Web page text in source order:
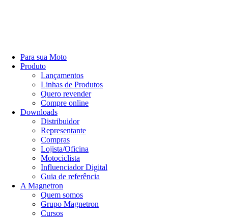
Para sua Moto
Produto
Lançamentos
Linhas de Produtos
Quero revender
Compre online
Downloads
Distribuidor
Representante
Compras
Lojista/Oficina
Motociclista
Influenciador Digital
Guia de referência
A Magnetron
Quem somos
Grupo Magnetron
Cursos